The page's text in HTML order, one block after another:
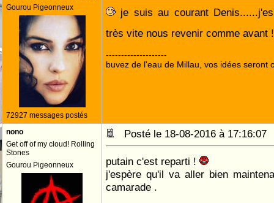
Gourou Pigeonneux
72927 messages postés
je suis au courant
très vite nous revenir comme avant
--------------------
buvez de l'eau de Millau, vos idées seront
nono
Get off of my cloud! Rolling
Stones
Gourou Pigeonneux
Posté le 18-08-2016 à
putain c'est reparti !
j'espère qu'il va aller bien
camarade .